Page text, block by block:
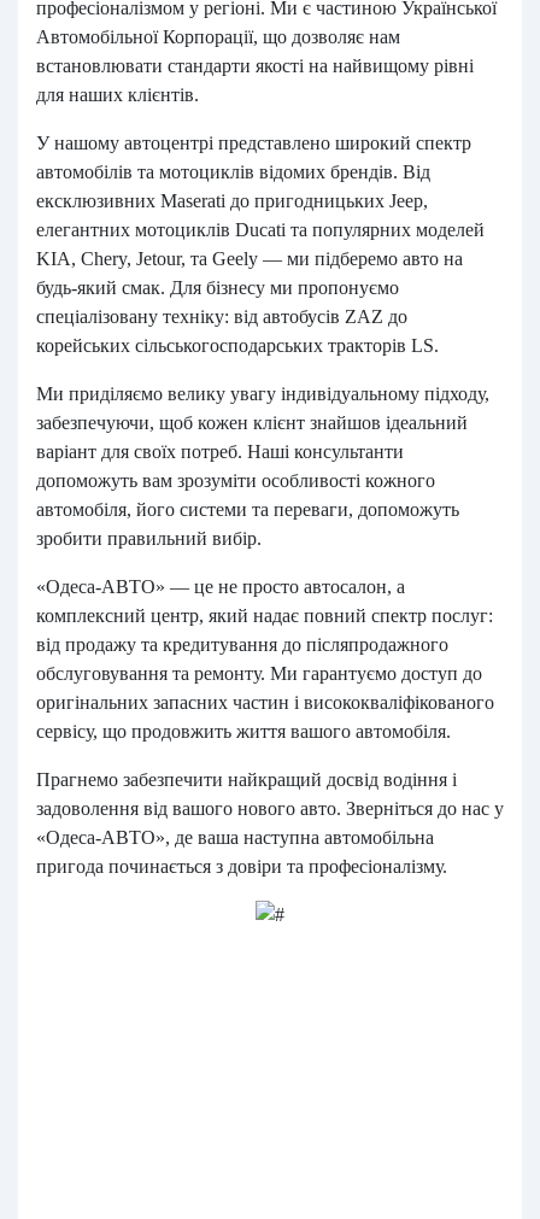
професіоналізмом у регіоні. Ми є частиною Української
Автомобільної Корпорації, що дозволяє нам
встановлювати стандарти якості на найвищому рівні
для наших клієнтів.
У нашому автоцентрі представлено широкий спектр
автомобілів та мотоциклів відомих брендів. Від
ексклюзивних Maserati до пригодницьких Jeep,
елегантних мотоциклів Ducati та популярних моделей
KIA, Chery, Jetour, та Geely — ми підберемо авто на
будь-який смак. Для бізнесу ми пропонуємо
спеціалізовану техніку: від автобусів ZAZ до
корейських сільськогосподарських тракторів LS.
Ми приділяємо велику увагу індивідуальному підходу,
забезпечуючи, щоб кожен клієнт знайшов ідеальний
варіант для своїх потреб. Наші консультанти
допоможуть вам зрозуміти особливості кожного
автомобіля, його системи та переваги, допоможуть
зробити правильний вибір.
«Одеса-АВТО» — це не просто автосалон, а
комплексний центр, який надає повний спектр послуг:
від продажу та кредитування до післяпродажного
обслуговування та ремонту. Ми гарантуємо доступ до
оригінальних запасних частин і висококваліфікованого
сервісу, що продовжить життя вашого автомобіля.
Прагнемо забезпечити найкращий досвід водіння і
задоволення від вашого нового авто. Зверніться до нас у
«Одеса-АВТО», де ваша наступна автомобільна
пригода починається з довіри та професіоналізму.